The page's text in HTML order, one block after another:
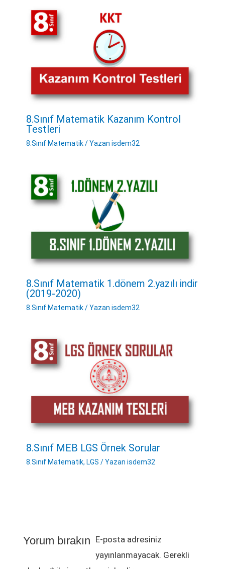
8.Sınıf Matematik Kazanım Kontrol
Testleri
8.Sınıf Matematik/ Yazan isdem32
8.Sınıf Matematik 1.dönem 2.yazılı indir
(2019-2020)
8.Sınıf Matematik/ Yazan isdem32
8.Sınıf MEB LGS Örnek Sorular
8.Sınıf Matematik, LGS / Yazan isdem32
Yorum bırakın E-posta adresiniz
yayınlanmayacak. Gerekli
Posta*
sitesi